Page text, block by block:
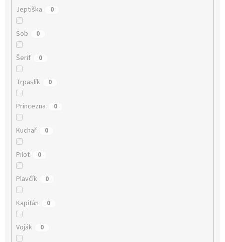
Jeptiška 0
Sob 0
Šerif 0
Trpaslík 0
Princezna 0
Kuchař 0
Pilot 0
Plavčík 0
Kapitán 0
Voják 0